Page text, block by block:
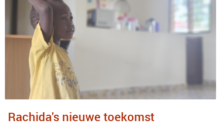
Rachida's nieuwe toekomst